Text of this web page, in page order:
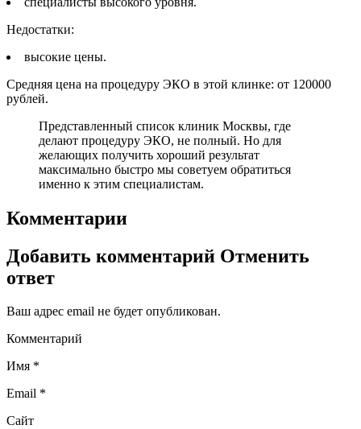
Недостатки:
высокие цены.
Средняя цена на процедуру ЭКО в этой клинке: от 120000
рублей.
Представленный список клиник Москвы, где
делают процедуру ЭКО, не полный. Но для
желающих получить хороший результат
максимально быстро мы советуем обратиться
именно к этим специалистам.
Комментарии
Добавить комментарий Отменить
ответ
Ваш адрес email не будет опубликован.
Комментарий
Имя *
Email *
Сайт